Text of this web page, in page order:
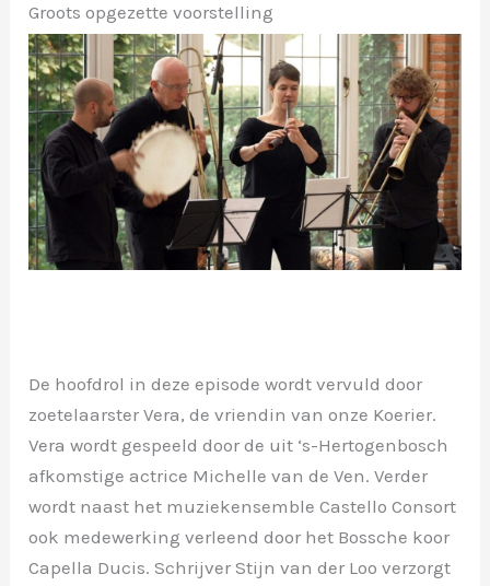
Groots opgezette voorstelling
De hoofdrol in deze episode wordt vervuld door
zoetelaarster Vera, de vriendin van onze Koerier.
Vera wordt gespeeld door de uit ‘s-Hertogenbosch
afkomstige actrice Michelle van de Ven. Verder
wordt naast het muziekensemble Castello Consort
ook medewerking verleend door het Bossche koor
Capella Ducis. Schrijver Stijn van der Loo verzorgt